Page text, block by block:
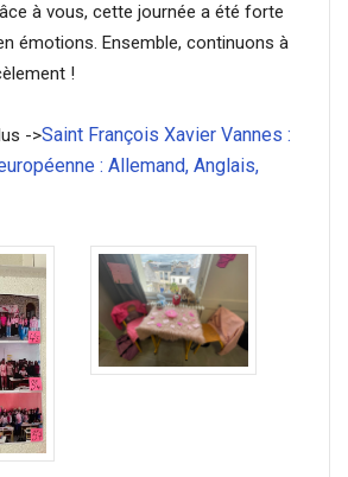
à vous, cette journée a été forte
émotions. Ensemble, continuons à
!
->Saint François Xavier Vannes :
: Allemand, Anglais,